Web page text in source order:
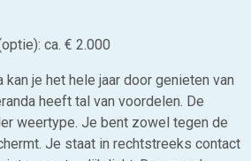
ca. € 2.000
kan je het hele jaar door genieten van
heeft tal van voordelen. De
weertype. Je bent zowel tegen de
Je staat in rechtstreeks contact